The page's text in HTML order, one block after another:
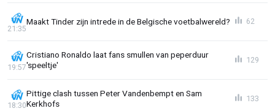
Maakt Tinder zijn intrede in de Belgische voetbalwereld?
21:35
62
Cristiano Ronaldo laat fans smullen van peperduur
'speeltje'
19:57
129
Pittige clash tussen Peter Vandenbempt en Sam
Kerkhofs
18:30
133